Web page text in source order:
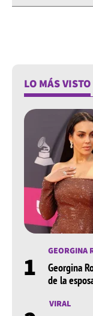
LO MÁS VISTO
1 GEORGINA
Georgina
de la
VIRAL